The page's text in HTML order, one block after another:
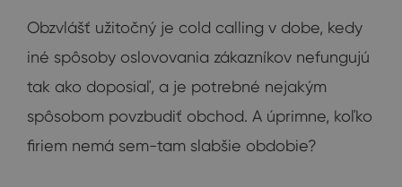
Obzvlášť užitočný je cold calling v dobe, kedy
iné spôsoby oslovovania zákazníkov nefungujú
tak ako doposiaľ, a je potrebné nejakým
spôsobom povzbudiť obchod. A úprimne, koľko
firiem nemá sem-tam slabšie obdobie?